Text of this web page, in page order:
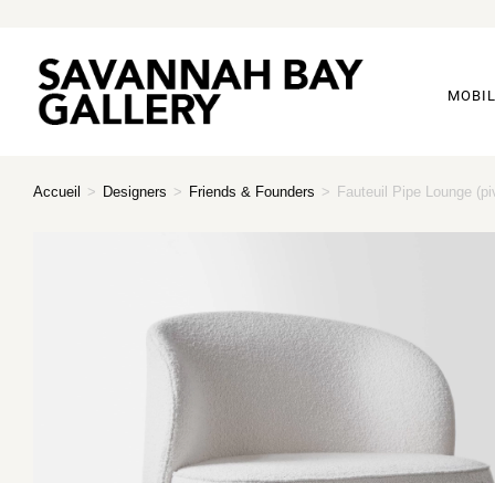
Accueil > Designers > Friends & Founders > Fauteuil Pipe Lounge